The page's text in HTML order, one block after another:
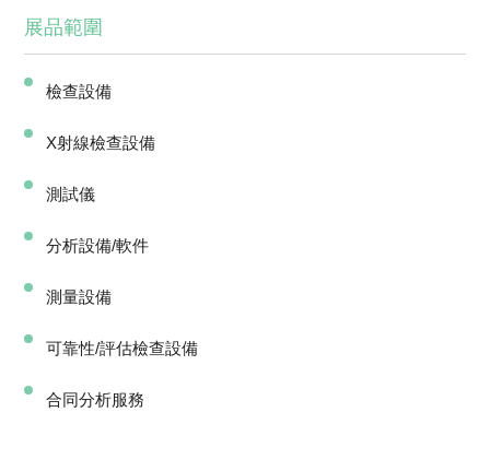
展品範圍
檢查設備
X射線檢查設備
測試儀
分析設備/軟件
測量設備
可靠性/評估檢查設備
合同分析服務